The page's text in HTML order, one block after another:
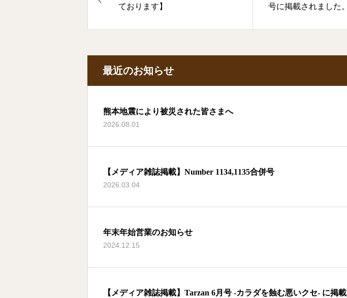
ております】
号に掲載されました。
最近のお知らせ
熊本地震により被災された皆さまへ
2026.08.01
【メディア雑誌掲載】Number 1134,1135合併号
2026.03.04
年末年始営業のお知らせ
2024.12.15
【メディア雑誌掲載】Tarzan 6月号 -カラダを蝕む悪いクセ- に掲載